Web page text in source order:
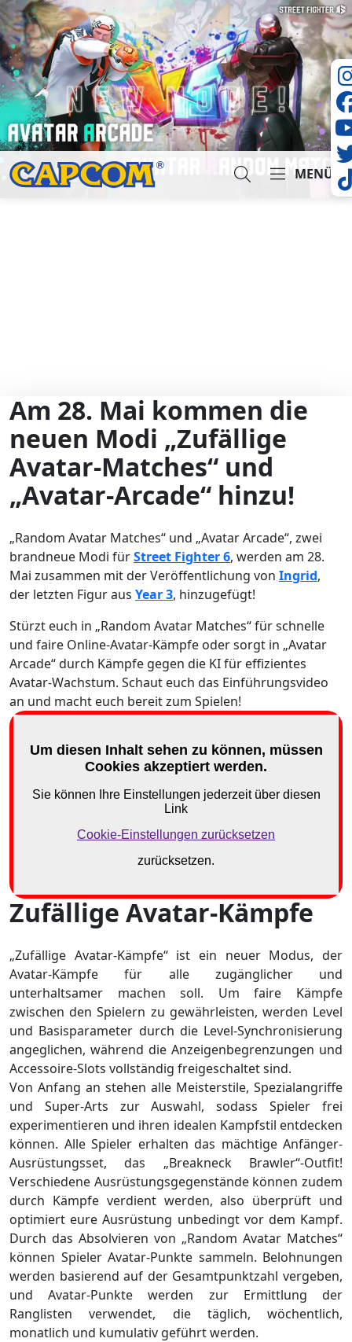
MENÜ
Am 28. Mai kommen die
neuen Modi „Zufällige
Avatar-Matches“ und
„Avatar-Arcade“ hinzu!
„Random Avatar Matches“ und „Avatar Arcade“, zwei
brandneue Modi fürStreet Fighter 6, werden am 28.
Mai zusammen mit der Veröffentlichung von Ingrid,
der letzten Figur aus Year 3, hinzugefügt!
Stürzt euch in „Random Avatar Matches“ für schnelle
und faire Online-Avatar-Kämpfe oder sorgt in „Avatar
Arcade“ durch Kämpfe gegen die KI für effizientes
Avatar-Wachstum. Schaut euch das Einführungsvideo
an und macht euch bereit zum Spielen!
Zufällige Avatar-Kämpfe
„Zufällige Avatar-Kämpfe“ ist ein neuer Modus, der
Avatar-Kämpfe für alle zugänglicher und
unterhaltsamer machen soll. Um faire Kämpfe
zwischen den Spielern zu gewährleisten, werden Level
und Basisparameter durch die Level-Synchronisierung
angeglichen, während die Anzeigenbegrenzungen und
Accessoire-Slots vollständig freigeschaltet sind.
Von Anfang an stehen alle Meisterstile, Spezialangriffe
und Super-Arts zur Auswahl, sodass Spieler frei
experimentieren und ihren idealen Kampfstil entdecken
können. Alle Spieler erhalten das mächtige Anfänger-
Ausrüstungsset, das „Breakneck Brawler“-Outfit!
Verschiedene Ausrüstungsgegenstände können zudem
durch Kämpfe verdient werden, also überprüft und
optimiert eure Ausrüstung unbedingt vor dem Kampf.
Durch das Absolvieren von „Random Avatar Matches“
können Spieler Avatar-Punkte sammeln. Belohnungen
werden basierend auf der Gesamtpunktzahl vergeben,
und Avatar-Punkte werden zur Ermittlung der
Ranglisten verwendet, die täglich, wöchentlich,
monatlich und kumulativ geführt werden.